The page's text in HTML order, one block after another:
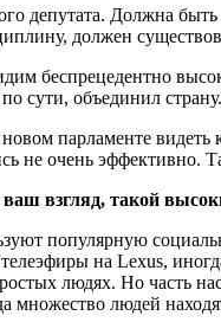
депутата. Должна быть
должен
беспрецедентно
по сути, объединил
парламенте
не очень эффективно.
взгляд, такой
популярную
на Lexus,
людях. Но часть
множество людей